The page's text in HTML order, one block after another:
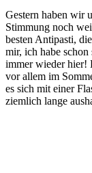
Gestern haben wir
Stimmung noch
besten Antipasti,
mir, ich habe
immer wieder hier!
vor allem im
es sich mit einer
ziemlich lange